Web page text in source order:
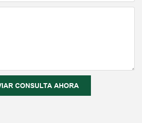
CONSULTA AHORA